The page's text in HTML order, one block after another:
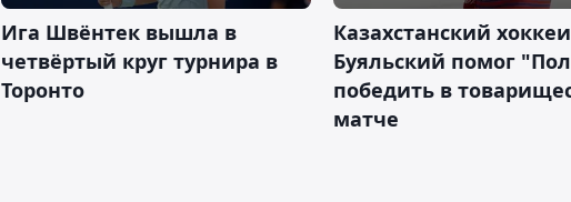
Ига Швёнтек вышла в
четвёртый круг турнира в
Торонто
Казахстанский
Буяльский помог
победить в
матче